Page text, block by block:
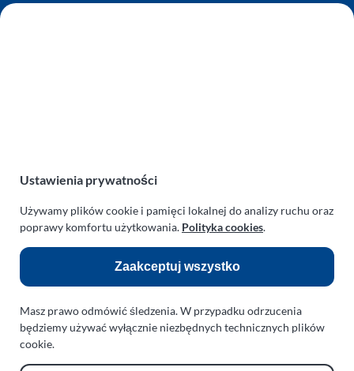
AUTO SERWIS SULEWSCY
Odnośniki:
Flight Operations Consulting
Bolling Modellballone
Motopark Koszalin
Rodzina Wolarków
Ustawienia prywatności
Używamy plików cookie i pamięci lokalnej do analizy ruchu oraz
poprawy komfortu użytkowania. Polityka cookies.
Zaakceptuj wszystko
Masz prawo odmówić śledzenia. W przypadku odrzucenia
będziemy używać wyłącznie niezbędnych technicznych plików
cookie.